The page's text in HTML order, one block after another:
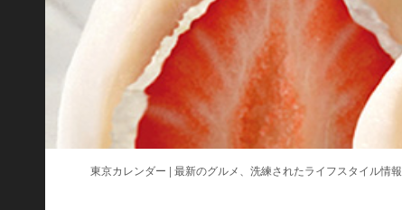
東京カレンダー | 最新のグルメ、洗練されたライフスタイル情報